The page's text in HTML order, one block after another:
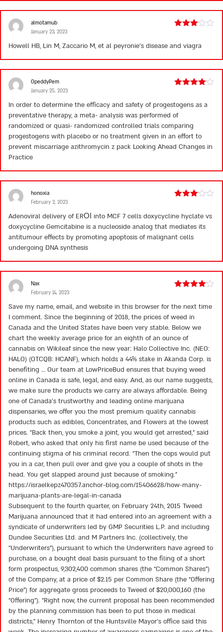
of 5
almotamub
January 23, 2023
Howell HB, Lin M, Zaccario M, et al peyronie’s disease and viagra
OpeddyPem
January 25, 2023
In order to determine the efficacy and safety of progestogens as a
preventative therapy, a meta- analysis was performed of
randomized or quasi- randomized controlled trials comparing
progestogens with placebo or no treatment given in an effort to
prevent miscarriage azithromycin z pack Looking Ahead Changes in
Practice
of 5
honoxia
February 2, 2023
Adenoviral delivery of ERОІ into MCF 7 cells doxycycline hyclate vs
doxycycline Gemcitabine is a nucleoside analog that mediates its
antitumour effects by promoting apoptosis of malignant cells
undergoing DNA synthesis
Nax
February 14, 2023
Save my name, email, and website in this browser for the next time
I comment. Since the beginning of 2018, the prices of weed in
Canada and the United States have been very stable. Below we
chart the weekly average price for an eighth of an ounce of
cannabis on Wikileaf since the new year: Halo Collective Inc. (NEO:
HALO) (OTCQB: HCANF), which holds a 44% stake in Akanda Corp. is
benefiting … Our team at LowPriceBud ensures that buying weed
online in Canada is safe, legal, and easy. And, as our name suggests,
we make sure the products we carry are always affordable. Being
one of Canada’s trustworthy and leading online marijuana
dispensaries, we offer you the most premium quality cannabis
products such as edibles, Concentrates, and Flowers at the lowest
prices. “Back then, you smoke a joint, you would get arrested,” said
Robert, who asked that only his first name be used because of the
continuing stigma of his criminal record. “Then the cops would put
you in a car, then pull over and give you a couple of shots in the
head. You get slapped around just because of smoking.”
https://israelkepz470357.anchor-blog.com/15406628/how-many-
marijuana-plants-are-legal-in-canada
Subsequent to the fourth quarter, on February 24th, 2015 Tweed
Marijuana announced that it had entered into an agreement with a
syndicate of underwriters led by GMP Securities L.P. and including
Dundee Securities Ltd. and M Partners Inc. (collectively, the
“Underwriters”), pursuant to which the Underwriters have agreed to
purchase, on a bought deal basis pursuant to the filing of a short
form prospectus, 9,302,400 common shares (the “Common Shares”)
of the Company, at a price of $2.15 per Common Share (the “Offering
Price”) for aggregate gross proceeds to Tweed of $20,000,160 (the
“Offering”). “Right now, the current proposal has been recommended
by the planning commission has been to put those in medical
districts,” Henry Thornton of the Huntsville Mayor’s office said this